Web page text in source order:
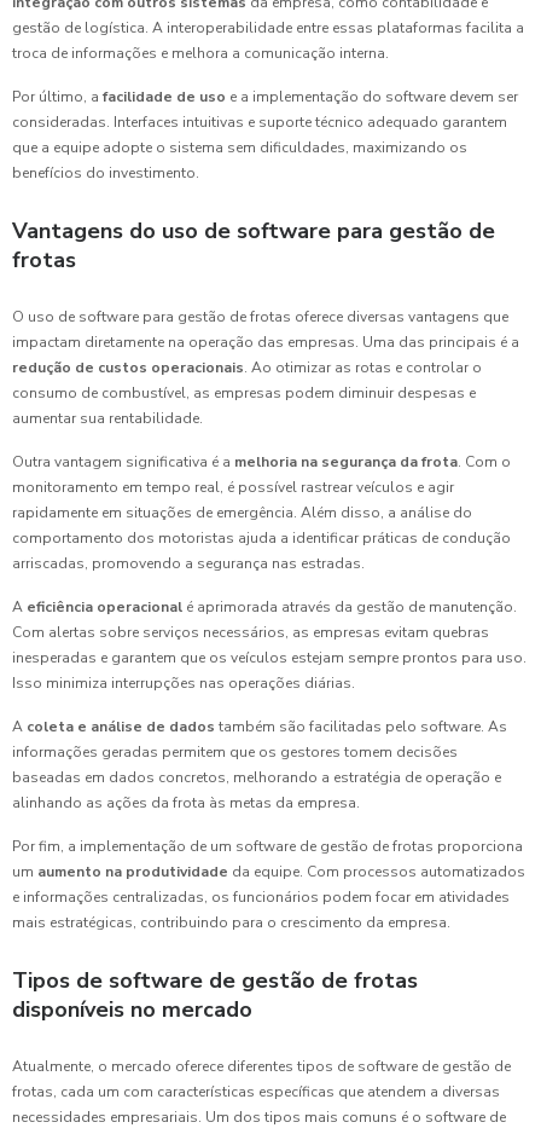
gestão de logística. A interoperabilidade entre essas plataformas facilita a
troca de informações e melhora a comunicação interna.
Por último, a facilidade de uso e a implementação do software devem ser
consideradas. Interfaces intuitivas e suporte técnico adequado garantem
que a equipe adopte o sistema sem dificuldades, maximizando os
benefícios do investimento.
Vantagens do uso de software para gestão de
frotas
O uso de software para gestão de frotas oferece diversas vantagens que
impactam diretamente na operação das empresas. Uma das principais é a
redução de custos operacionais. Ao otimizar as rotas e controlar o
consumo de combustível, as empresas podem diminuir despesas e
aumentar sua rentabilidade.
Outra vantagem significativa é a melhoria na segurança da frota. Com o
monitoramento em tempo real, é possível rastrear veículos e agir
rapidamente em situações de emergência. Além disso, a análise do
comportamento dos motoristas ajuda a identificar práticas de condução
arriscadas, promovendo a segurança nas estradas.
A eficiência operacional é aprimorada através da gestão de manutenção.
Com alertas sobre serviços necessários, as empresas evitam quebras
inesperadas e garantem que os veículos estejam sempre prontos para uso.
Isso minimiza interrupções nas operações diárias.
A coleta e análise de dados também são facilitadas pelo software. As
informações geradas permitem que os gestores tomem decisões
baseadas em dados concretos, melhorando a estratégia de operação e
alinhando as ações da frota às metas da empresa.
Por fim, a implementação de um software de gestão de frotas proporciona
um aumento na produtividade da equipe. Com processos automatizados
e informações centralizadas, os funcionários podem focar em atividades
mais estratégicas, contribuindo para o crescimento da empresa.
Tipos de software de gestão de frotas
disponíveis no mercado
Atualmente, o mercado oferece diferentes tipos de software de gestão de
frotas, cada um com características específicas que atendem a diversas
necessidades empresariais. Um dos tipos mais comuns é o software de